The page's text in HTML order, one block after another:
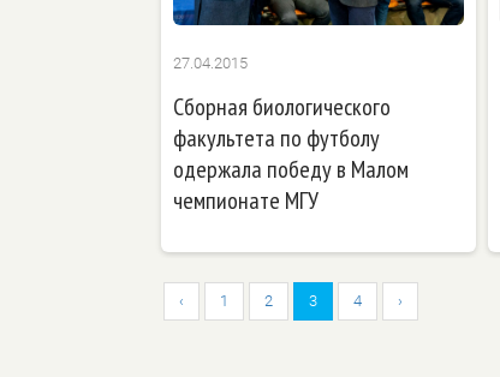
27.04.2015
Сборная биологического
факультета по футболу
одержала победу в Малом
чемпионате МГУ
‹ 1 2 3 4 ›